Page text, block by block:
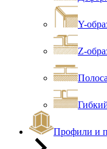
Y-
Z-
Полоса
Профили и